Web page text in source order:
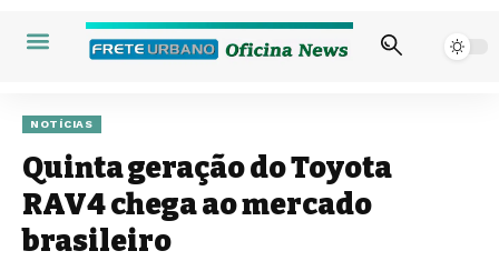
NOTÍCIAS
Quinta geração do Toyota
RAV4 chega ao mercado
brasileiro